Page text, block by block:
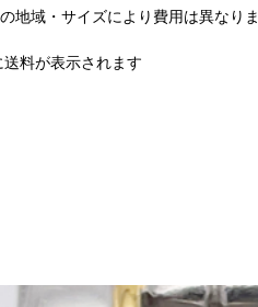
地域・サイズにより費用は異なりま
料が表示されます